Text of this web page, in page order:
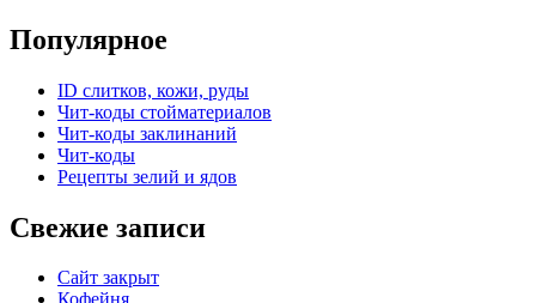
Популярное
ID слитков, кожи, руды
Чит-коды стойматериалов
Чит-коды заклинаний
Чит-коды
Рецепты зелий и ядов
Свежие записи
Сайт закрыт